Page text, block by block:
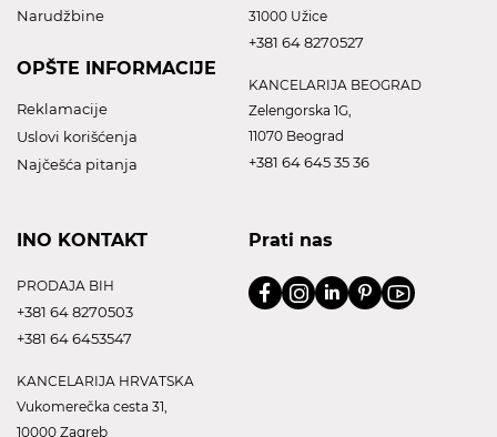
Narudžbine
OPŠTE INFORMACIJE
Reklamacije
Uslovi korišćenja
Najčešća pitanja
31000 Užice
+381 64 8270527
KANCELARIJA BEOGRAD
Zelengorska 1G,
11070 Beograd
+381 64 645 35 36
INO KONTAKT
PRODAJA BIH
+381 64 8270503
+381 64 6453547
KANCELARIJA HRVATSKA
Vukomerečka cesta 31,
10000 Zagreb
Prati nas